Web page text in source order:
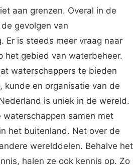
aan grenzen. Overal in de
gevolgen van
Er is steeds meer vraag naar
het gebied van waterbeheer.
waterschappers te bieden
kunde en organisatie van de
is uniek in de wereld.
waterschappen samen met
het buitenland. Net over de
werelddelen. Behalve het
halen ze ook kennis op. Zo